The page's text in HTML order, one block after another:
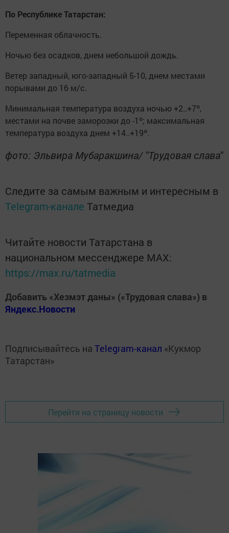
По Республике Татарстан:
Переменная облачность.
Ночью без осадков, днем небольшой дождь.
Ветер западный, юго-западный 5-10, днем местами
порывами до 16 м/с.
Минимальная температура воздуха ночью +2..+7º,
местами на почве заморозки до -1º; максимальная
температура воздуха днем +14..+19º.
фото: Эльвира Мубаракшина/ "Трудовая слава"
Следите за самым важным и интересным в
Telegram-канале Татмедиа
Читайте новости Татарстана в
национальном мессенджере MАХ:
https://max.ru/tatmedia
Добавить «Хезмэт даны» («Трудовая слава») в
Яндекс.Новости
Подписывайтесь на Telegram-канал «Кукмор
Татарстан»
Перейти на страницу новости